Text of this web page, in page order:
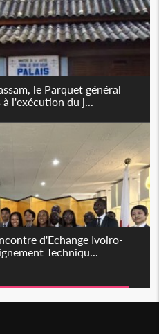
le Parquet général
à l'exécution du j...
d'Echange Ivoiro-
Techniqu...